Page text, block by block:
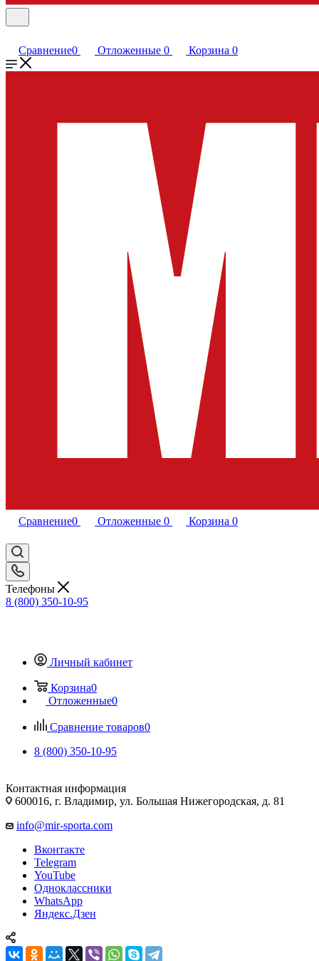
Сравнение0 Отложенные 0 Корзина 0
Сравнение0 Отложенные 0 Корзина 0
Телефоны
8 (800) 350-10-95
Личный кабинет
Корзина0
Отложенные0
Сравнение товаров0
8 (800) 350-10-95
Контактная информация
600016, г. Владимир, ул. Большая Нижегородская, д. 81
info@mir-sporta.com
Вконтакте
Telegram
YouTube
Одноклассники
WhatsApp
Яндекс.Дзен